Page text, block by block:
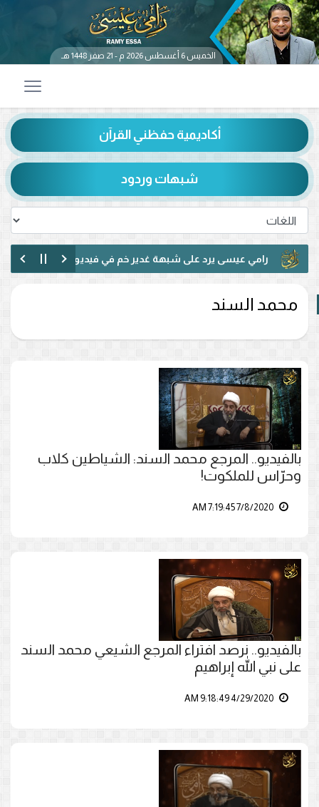
الخميس 6 أغسطس 2026 م - 21 صفر 1448 هـ
أكاديمية حفظني القرآن
شبهات وردود
رامي عيسى يرد على شبهة غدير خم في فيديو متداول.. ماذا قال
محمد السند
بالفيديو.. المرجع محمد السند: الشياطين كلاب
وحرّاس للملكوت!
بالفيديو.. نرصد افتراء المرجع الشيعي محمد السند
على نبي الله إبراهيم